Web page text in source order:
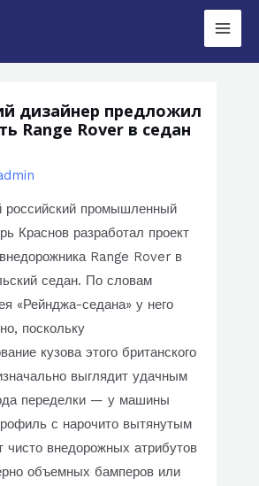
Main
дизайнер предложил
Range Rover в седан
российский промышленный
Краснов разработал проект
Range Rover в
седан. По словам
«Рейнджа-седана» у него
поскольку
кузова этого британского
выглядит удачным
переделки — у машины
с нарочито вытянутым
чисто внедорожных атрибутов
объемных бамперов или